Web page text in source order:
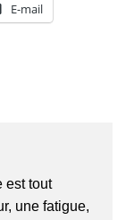
E-mail
est tout
une fatigue,